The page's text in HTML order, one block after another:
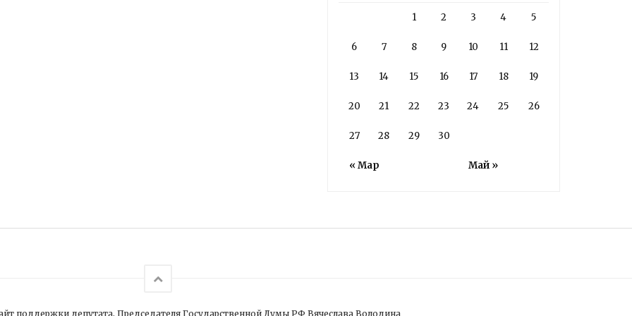
« Мар Май »
1 2 3 4 5
6 7 8 9 10 11 12
13 14 15 16 17 18 19
20 21 22 23 24 25 26
27 28 29 30
поддержки депутата, Председателя Государственной Думы РФ Вячеслава Володина